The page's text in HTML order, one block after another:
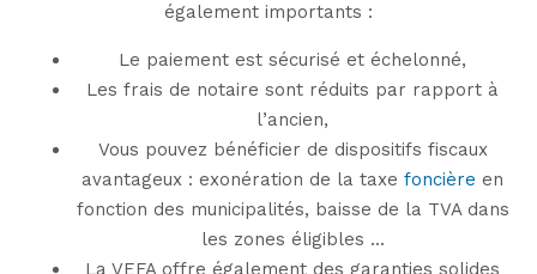
également importants :
Le paiement est sécurisé et échelonné,
Les frais de notaire sont réduits par rapport à
l’ancien,
Vous pouvez bénéficier de dispositifs fiscaux
avantageux : exonération de la taxe foncière en
fonction des municipalités, baisse de la TVA dans
les zones éligibles ...
La VEFA offre également des garanties solides